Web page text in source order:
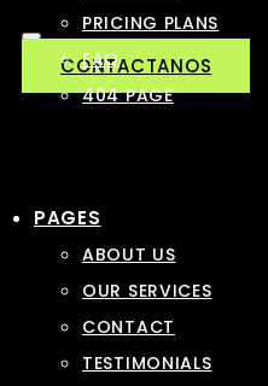
CONTACTANOS
PRICING PLANS
FAQ
404 PAGE
PAGES
ABOUT US
OUR SERVICES
CONTACT
TESTIMONIALS